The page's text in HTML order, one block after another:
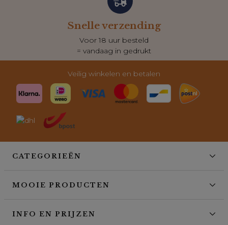
Snelle verzending
Voor 18 uur besteld
= vandaag in gedrukt
Veilig winkelen en betalen
CATEGORIEËN
MOOIE PRODUCTEN
INFO EN PRIJZEN